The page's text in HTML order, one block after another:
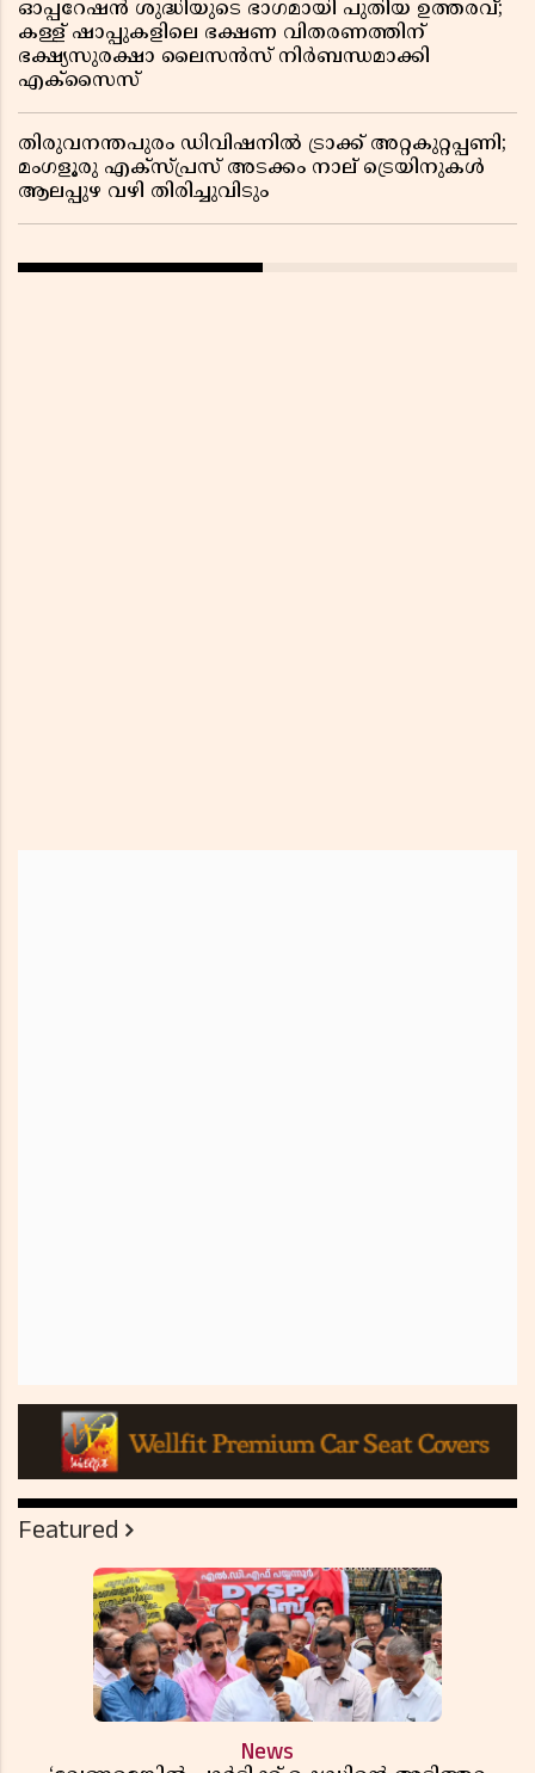
ഓപ്പറേഷൻ ശുദ്ധിയുടെ ഭാഗമായി പുതിയ ഉത്തരവ്;
കള്ള് ഷാപ്പുകളിലെ ഭക്ഷണ വിതരണത്തിന്
ഭക്ഷ്യസുരക്ഷാ ലൈസൻസ് നിർബന്ധമാക്കി
എക്സൈസ്
തിരുവനന്തപുരം ഡിവിഷനിൽ ട്രാക്ക് അറ്റകുറ്റപ്പണി;
മംഗളൂരു എക്സ്പ്രസ് അടക്കം നാല് ട്രെയിനുകൾ
ആലപ്പുഴ വഴി തിരിച്ചുവിടും
Featured
News